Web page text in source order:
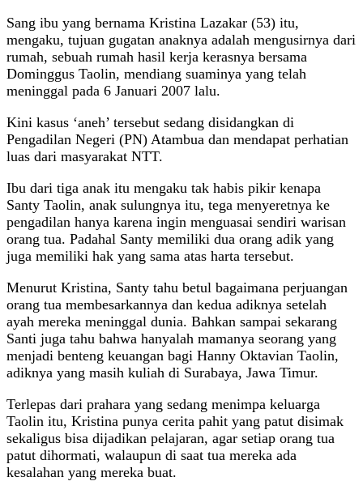
Sang ibu yang bernama Kristina Lazakar (53) itu,
mengaku, tujuan gugatan anaknya adalah mengusirnya dari
rumah, sebuah rumah hasil kerja kerasnya bersama
Dominggus Taolin, mendiang suaminya yang telah
meninggal pada 6 Januari 2007 lalu.
Kini kasus ‘aneh’ tersebut sedang disidangkan di
Pengadilan Negeri (PN) Atambua dan mendapat perhatian
luas dari masyarakat NTT.
Ibu dari tiga anak itu mengaku tak habis pikir kenapa
Santy Taolin, anak sulungnya itu, tega menyeretnya ke
pengadilan hanya karena ingin menguasai sendiri warisan
orang tua. Padahal Santy memiliki dua orang adik yang
juga memiliki hak yang sama atas harta tersebut.
Menurut Kristina, Santy tahu betul bagaimana perjuangan
orang tua membesarkannya dan kedua adiknya setelah
ayah mereka meninggal dunia. Bahkan sampai sekarang
Santi juga tahu bahwa hanyalah mamanya seorang yang
menjadi benteng keuangan bagi Hanny Oktavian Taolin,
adiknya yang masih kuliah di Surabaya, Jawa Timur.
Terlepas dari prahara yang sedang menimpa keluarga
Taolin itu, Kristina punya cerita pahit yang patut disimak
sekaligus bisa dijadikan pelajaran, agar setiap orang tua
patut dihormati, walaupun di saat tua mereka ada
kesalahan yang mereka buat.